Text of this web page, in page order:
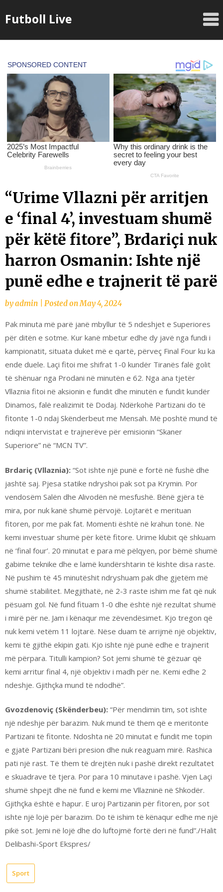
toFutboll Live
“Urime Vllazni për arritjen
e ‘final 4’, investuam shumë
për këtë fitore”, Brdariçi nuk
harron Osmanin: Ishte një
punë edhe e trajnerit të parë
byadmin Posted onMay 4, 2024
Pak minuta më parë janë mbyllur të 5 ndeshjet e Superiores
për ditën e sotme. Kur kanë mbetur edhe dy javë nga fundi i
kampionatit, situata duket më e qartë, përveç Final Four ku ka
ende duele. Laçi fitoi me shifrat 1-0 kundër Tiranës falë golit
të shënuar nga Prodani në minutën e 62. Nga ana tjetër
Vllaznia fitoi në aksionin e fundit dhe minutën e fundit kundër
Dinamos, falë realizimit të Dodaj. Ndërkohë Partizani do të
fitonte 1-0 ndaj Skënderbeut me Mensah. Më poshtë mund të
ndiqni intervistat e trajnerëve për emisionin “Skaner
Superiore” në “MCN TV”.
Brdariç (Vllaznia): “Sot ishte një punë e fortë në fushë dhe
jashtë saj. Pjesa statike ndryshoi pak sot pa Krymin. Por
vendosëm Salën dhe Alivodën në mesfushë. Bënë gjëra të
mira, por nuk kanë shumë përvojë. Lojtarët e merituan
fitoren, por me pak fat. Momenti është në krahun tonë. Ne
kemi investuar shumë për këtë fitore. Urime klubit që shkuam
në ‘final four’. 20 minutat e para më pëlqyen, por bëmë shumë
gabime teknike dhe e lamë kundërshtarin të kishte disa raste.
Në pushim të 45 minutëshit ndryshuam pak dhe gjetëm më
shumë stabilitet. Megjithatë, në 2-3 raste ishim me fat që nuk
pësuam gol. Në fund fituam 1-0 dhe është një rezultat shumë
i mirë për ne. Jam i kënaqur me zëvendësimet. Kjo tregon që
nuk kemi vetëm 11 lojtarë. Nëse duam të arrijmë një objektiv,
kemi të gjithë ekipin gati. Kjo ishte një punë edhe e trajnerit
më përpara. Titulli kampion? Sot jemi shumë të gëzuar që
kemi arritur final 4, një objektiv i madh për ne. Kemi edhe 2
ndeshje. Gjithçka mund të ndodhë”.
Gvozdenoviç (Skënderbeu): “Për mendimin tim, sot ishte
një ndeshje për barazim. Nuk mund të them që e meritonte
Partizani të fitonte. Ndoshta në 20 minutat e fundit me topin
e gjatë Partizani bëri presion dhe nuk reaguam mirë. Rashica
pati një rast. Të them të drejtën nuk i pashë direkt rezultatet
e skuadrave të tjera. Por para 10 minutave i pashë. Vjen Laçi
shumë shpejt dhe në fund e kemi me Vllazninë në Shkodër.
Gjithçka është e hapur. E uroj Partizanin për fitoren, por sot
ishte një lojë për barazim. Do të ishim të kënaqur edhe me një
pikë sot. Jemi në lojë dhe do luftojmë fortë deri në fund”./Halit
Delibashi-Sport Ekspres/
Sport